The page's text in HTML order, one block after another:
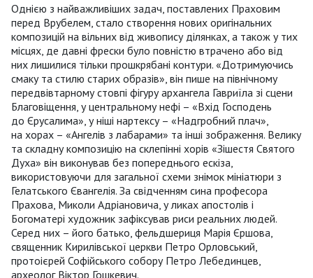
Однією з найважливіших задач, поставлених Праховим
перед Врубелем, стало створення нових оригінальних
композицій на вільних від живопису ділянках, а також у тих
місцях, де давні фрески було повністю втрачено або від
них лишилися тільки прошкрябані контури. «Дотримуючись
смаку та стилю старих образів», він пише на північному
передвівтарному стовпі фігуру архангела Гавриїла зі сцени
Благовіщення, у центральному нефі – «Вхід Господень
до Єрусалима», у ніші нартексу – «Надгробний плач»,
на хорах – «Ангелів з лабарами» та інші зображення. Велику
та складну композицію на склепінні хорів «Зішестя Святого
Духа» він виконував без попереднього ескіза,
використовуючи для загальної схеми знімок мініатюри з
Гелатського Євангелія. За свідченням сина професора
Прахова, Миколи Адріановича, у ликах апостолів і
Богоматері художник зафіксував риси реальних людей.
Серед них – його батько, фельдшериця Марія Єршова,
священник Кирилівської церкви Петро Орловський,
протоієрей Софійського собору Петро Лебединцев,
археолог Віктор Гошкевич.